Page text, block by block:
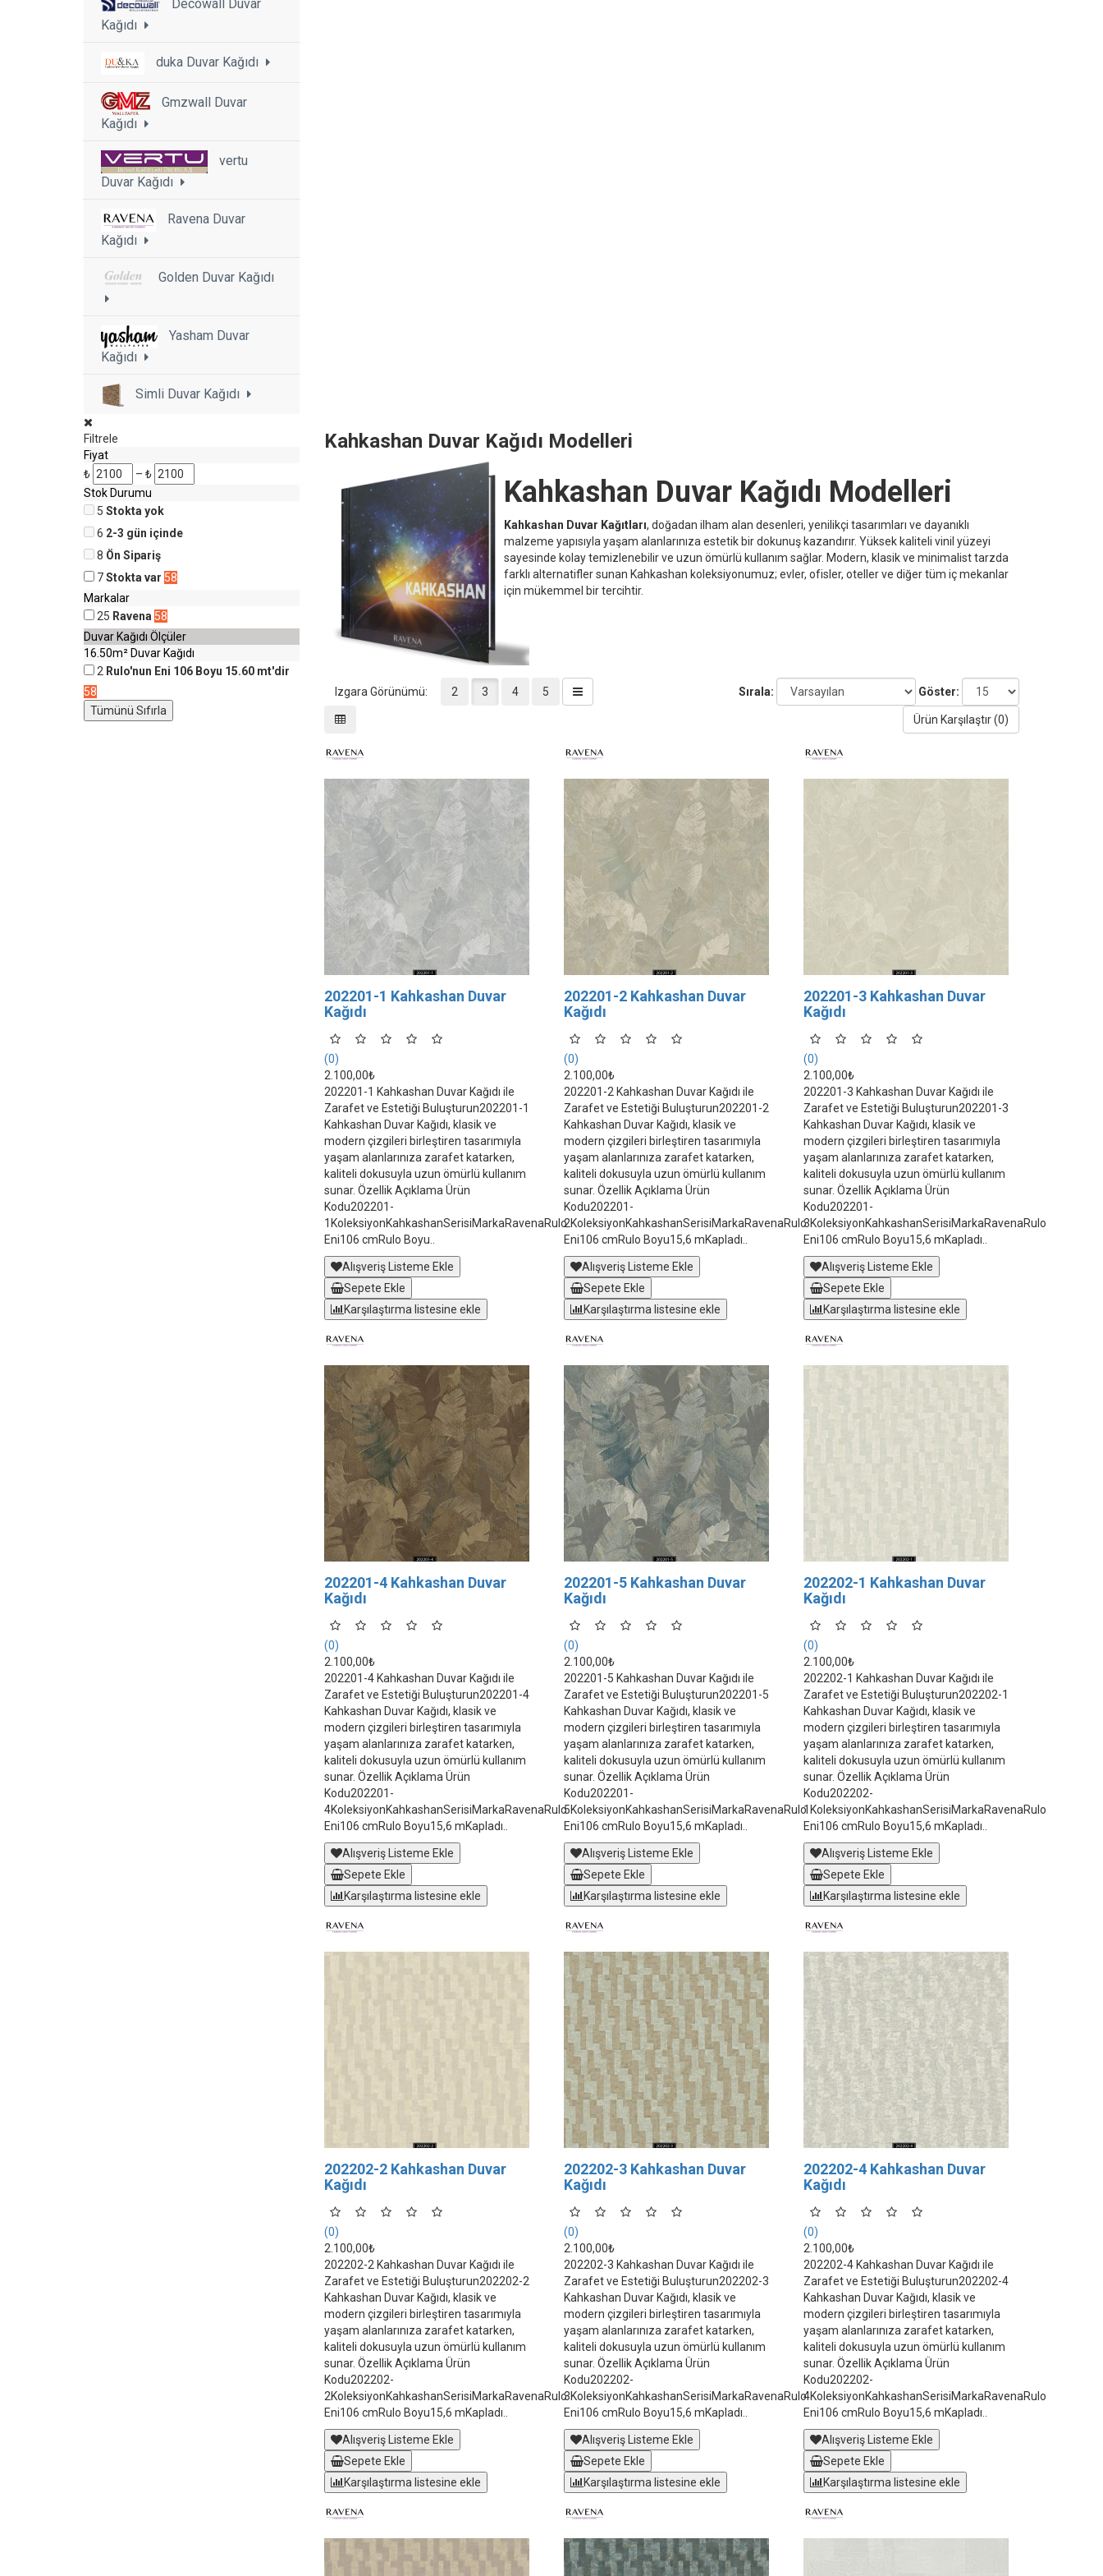
Decowall Duvar
Kağıdı
duka Duvar Kağıdı
Gmzwall Duvar
Kağıdı
vertu
Duvar Kağıdı
Ravena Duvar
Kağıdı
Golden Duvar Kağıdı
Yasham Duvar
Kağıdı
Simli Duvar Kağıdı
Filtrele
Fiyat
₺
– ₺
Stok Durumu
5 Stokta yok
6 2-3 gün içinde
8 Ön Sipariş
7Stokta var 58
Markalar
25 Ravena 58
Duvar Kağıdı Ölçüler
16.50m² Duvar Kağıdı
2 Rulo'nun Eni 106 Boyu 15.60 mt'dir
58
Kahkashan Duvar Kağıdı Modelleri
Kahkashan Duvar Kağıdı Modelleri
Kahkashan Duvar Kağıtları, doğadan ilham alan desenleri, yenilikçi tasarımları ve dayanıklı
malzeme yapısıyla yaşam alanlarınıza estetik bir dokunuş kazandırır. Yüksek kaliteli vinil yüzeyi
sayesinde kolay temizlenebilir ve uzun ömürlü kullanım sağlar. Modern, klasik ve minimalist tarzda
farklı alternatifler sunan Kahkashan koleksiyonumuz; evler, ofisler, oteller ve diğer tüm iç mekanlar
için mükemmel bir tercihtir.
Izgara Görünümü: 2 3 4 5 Sırala: Göster:
Ürün Karşılaştır (0)
202201-1 Kahkashan Duvar
Kağıdı
(0)
2.100,00₺
202201-1 Kahkashan Duvar Kağıdı ile
Zarafet ve Estetiği Buluşturun202201-1
Kahkashan Duvar Kağıdı, klasik ve
modern çizgileri birleştiren tasarımıyla
yaşam alanlarınıza zarafet katarken,
kaliteli dokusuyla uzun ömürlü kullanım
sunar. Özellik Açıklama Ürün
Kodu202201-
1KoleksiyonKahkashanSerisiMarkaRavenaRulo
Eni106 cmRulo Boyu..
Alışveriş Listeme Ekle
Sepete Ekle
Karşılaştırma listesine ekle
202201-2 Kahkashan Duvar
Kağıdı
(0)
2.100,00₺
202201-2 Kahkashan Duvar Kağıdı ile
Zarafet ve Estetiği Buluşturun202201-2
Kahkashan Duvar Kağıdı, klasik ve
modern çizgileri birleştiren tasarımıyla
yaşam alanlarınıza zarafet katarken,
kaliteli dokusuyla uzun ömürlü kullanım
sunar. Özellik Açıklama Ürün
Kodu202201-
2KoleksiyonKahkashanSerisiMarkaRavenaRulo
Eni106 cmRulo Boyu15,6 mKapladı..
Alışveriş Listeme Ekle
Sepete Ekle
Karşılaştırma listesine ekle
202201-3 Kahkashan Duvar
Kağıdı
(0)
2.100,00₺
202201-3 Kahkashan Duvar Kağıdı ile
Zarafet ve Estetiği Buluşturun202201-3
Kahkashan Duvar Kağıdı, klasik ve
modern çizgileri birleştiren tasarımıyla
yaşam alanlarınıza zarafet katarken,
kaliteli dokusuyla uzun ömürlü kullanım
sunar. Özellik Açıklama Ürün
Kodu202201-
3KoleksiyonKahkashanSerisiMarkaRavenaRulo
Eni106 cmRulo Boyu15,6 mKapladı..
Alışveriş Listeme Ekle
Sepete Ekle
Karşılaştırma listesine ekle
202201-4 Kahkashan Duvar
Kağıdı
(0)
2.100,00₺
202201-4 Kahkashan Duvar Kağıdı ile
Zarafet ve Estetiği Buluşturun202201-4
Kahkashan Duvar Kağıdı, klasik ve
modern çizgileri birleştiren tasarımıyla
yaşam alanlarınıza zarafet katarken,
kaliteli dokusuyla uzun ömürlü kullanım
sunar. Özellik Açıklama Ürün
Kodu202201-
4KoleksiyonKahkashanSerisiMarkaRavenaRulo
Eni106 cmRulo Boyu15,6 mKapladı..
Alışveriş Listeme Ekle
Sepete Ekle
Karşılaştırma listesine ekle
202201-5 Kahkashan Duvar
Kağıdı
(0)
2.100,00₺
202201-5 Kahkashan Duvar Kağıdı ile
Zarafet ve Estetiği Buluşturun202201-5
Kahkashan Duvar Kağıdı, klasik ve
modern çizgileri birleştiren tasarımıyla
yaşam alanlarınıza zarafet katarken,
kaliteli dokusuyla uzun ömürlü kullanım
sunar. Özellik Açıklama Ürün
Kodu202201-
5KoleksiyonKahkashanSerisiMarkaRavenaRulo
Eni106 cmRulo Boyu15,6 mKapladı..
Alışveriş Listeme Ekle
Sepete Ekle
Karşılaştırma listesine ekle
202202-1 Kahkashan Duvar
Kağıdı
(0)
2.100,00₺
202202-1 Kahkashan Duvar Kağıdı ile
Zarafet ve Estetiği Buluşturun202202-1
Kahkashan Duvar Kağıdı, klasik ve
modern çizgileri birleştiren tasarımıyla
yaşam alanlarınıza zarafet katarken,
kaliteli dokusuyla uzun ömürlü kullanım
sunar. Özellik Açıklama Ürün
Kodu202202-
1KoleksiyonKahkashanSerisiMarkaRavenaRulo
Eni106 cmRulo Boyu15,6 mKapladı..
Alışveriş Listeme Ekle
Sepete Ekle
Karşılaştırma listesine ekle
202202-2 Kahkashan Duvar
Kağıdı
(0)
2.100,00₺
202202-2 Kahkashan Duvar Kağıdı ile
Zarafet ve Estetiği Buluşturun202202-2
Kahkashan Duvar Kağıdı, klasik ve
modern çizgileri birleştiren tasarımıyla
yaşam alanlarınıza zarafet katarken,
kaliteli dokusuyla uzun ömürlü kullanım
sunar. Özellik Açıklama Ürün
Kodu202202-
2KoleksiyonKahkashanSerisiMarkaRavenaRulo
Eni106 cmRulo Boyu15,6 mKapladı..
Alışveriş Listeme Ekle
Sepete Ekle
Karşılaştırma listesine ekle
202202-3 Kahkashan Duvar
Kağıdı
(0)
2.100,00₺
202202-3 Kahkashan Duvar Kağıdı ile
Zarafet ve Estetiği Buluşturun202202-3
Kahkashan Duvar Kağıdı, klasik ve
modern çizgileri birleştiren tasarımıyla
yaşam alanlarınıza zarafet katarken,
kaliteli dokusuyla uzun ömürlü kullanım
sunar. Özellik Açıklama Ürün
Kodu202202-
3KoleksiyonKahkashanSerisiMarkaRavenaRulo
Eni106 cmRulo Boyu15,6 mKapladı..
Alışveriş Listeme Ekle
Sepete Ekle
Karşılaştırma listesine ekle
202202-4 Kahkashan Duvar
Kağıdı
(0)
2.100,00₺
202202-4 Kahkashan Duvar Kağıdı ile
Zarafet ve Estetiği Buluşturun202202-4
Kahkashan Duvar Kağıdı, klasik ve
modern çizgileri birleştiren tasarımıyla
yaşam alanlarınıza zarafet katarken,
kaliteli dokusuyla uzun ömürlü kullanım
sunar. Özellik Açıklama Ürün
Kodu202202-
4KoleksiyonKahkashanSerisiMarkaRavenaRulo
Eni106 cmRulo Boyu15,6 mKapladı..
Alışveriş Listeme Ekle
Sepete Ekle
Karşılaştırma listesine ekle